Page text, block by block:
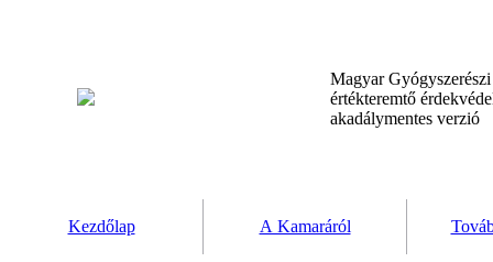
Magyar
értékteremtő
akadálymentes verzió
Kezdőlap A Kamaráról